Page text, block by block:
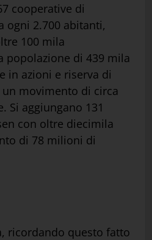
cooperative di
ogni 2.700 abitanti,
100 mila
popolazione di 439 mila
in azioni e riserva di
movimento di circa
Si aggiungano 131
con oltre diecimila
di 78 milioni di
ricordando questo fatto